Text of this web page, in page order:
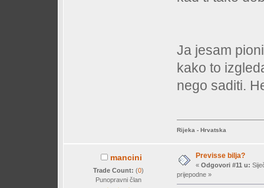
Ja jesam
kako to
nego saditi.
Rijeka - Hrvatska
mancini
Trade Count: (0)
Punopravni član
Previsse bilja?
« Odgovori #11 u:
prijepodne »